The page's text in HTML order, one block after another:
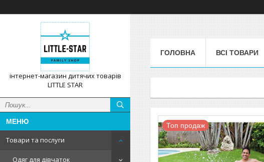
інтернет-магазин дитячих товарів
LITTLE STAR
Товари та послуги
Одяг для дівчаток
ГОЛОВНА ВСІ ТОВАРИ
Топ продаж